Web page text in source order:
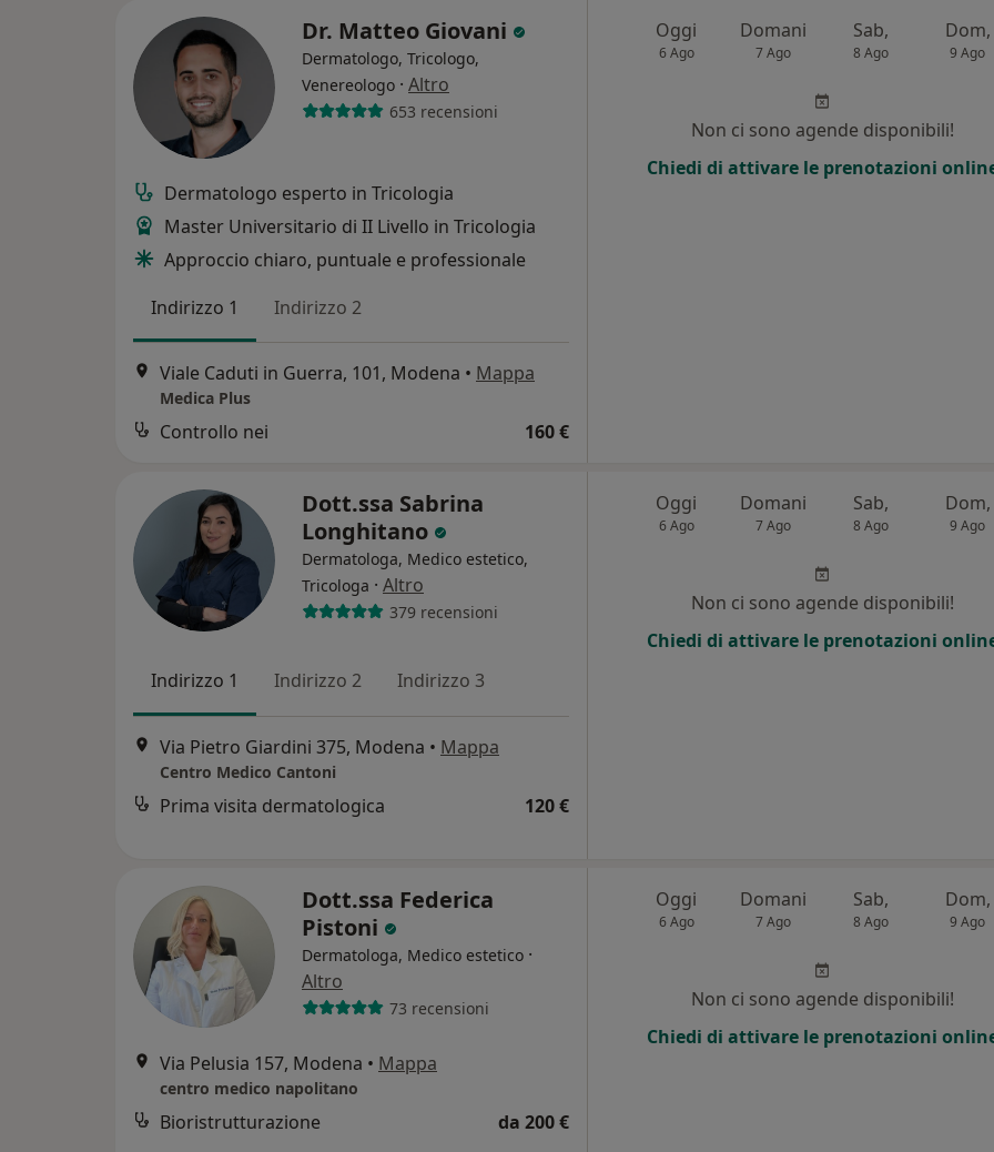
Dr. Matteo Giovani
Dermatologo, Tricologo,
Venereologo · Altro
653 recensioni
Dermatologo esperto in Tricologia
Master Universitario di II Livello in Tricologia
Approccio chiaro, puntuale e professionale
Indirizzo 1
Indirizzo 2
Viale Caduti in Guerra, 101, Modena • Mappa
Medica Plus
Controllo nei 160 €
Oggi
6 Ago
Domani
7 Ago
Sab,
8 Ago
Dom,
9 Ago
Non ci sono agende disponibili!
Chiedi di attivare le prenotazioni
Dott.ssa Sabrina
Longhitano
Dermatologa, Medico estetico,
Tricologa · Altro
379 recensioni
Indirizzo 1 Indirizzo 2 Indirizzo 3
Via Pietro Giardini 375, Modena • Mappa
Centro Medico Cantoni
Prima visita dermatologica 120 €
Oggi
6 Ago
Domani
7 Ago
Sab,
8 Ago
Dom,
9 Ago
Non ci sono agende disponibili!
Chiedi di attivare le prenotazioni
Dott.ssa Federica
Pistoni
Dermatologa, Medico estetico ·
Altro
73 recensioni
Via Pelusia 157, Modena • Mappa
centro medico napolitano
Bioristrutturazione da 200 €
Oggi
6 Ago
Domani
7 Ago
Sab,
8 Ago
Dom,
9 Ago
Non ci sono agende disponibili!
Chiedi di attivare le prenotazioni